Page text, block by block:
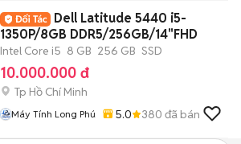
Dell Latitude 5440 i5-
1350P/8GB DDR5/256GB/14"FHD
Intel Core i5 8 GB 256 GB SSD
10.000.000 đ
Tp Hồ Chí Minh
Máy Tính Long Phú 5.0 380 đã bán